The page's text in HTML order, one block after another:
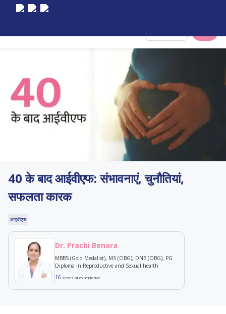
40 के बाद आईवीएफ: संभावनाएं, चुनौतियां,
सफलता कारक
आईवीएफ
Dr. Prachi Benara
MBBS (Gold Medalist), MS (OBG), DNB (OBG), PG
Diploma in Reproductive and Sexual health
16 Years of experience